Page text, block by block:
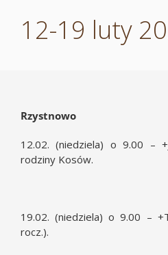
12-19 luty
Rzystnowo
12.02. (niedziela) o 9.00 –
rodziny Kosów.
19.02. (niedziela) o 9.00 –
rocz.).